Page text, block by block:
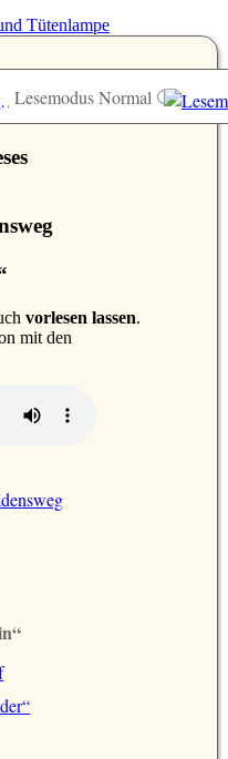
Tütenlampe
Lesemodus Normal
vorlesen lassen.
mit den